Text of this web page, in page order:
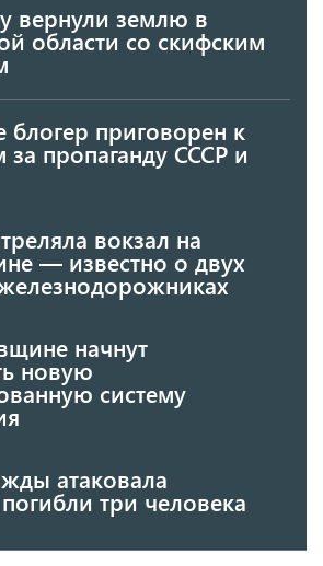
вернули землю в
области со скифским
блогер приговорен к
за пропаганду СССР и
вокзал на
— известно о двух
начнут
новую
систему
атаковала
три человека